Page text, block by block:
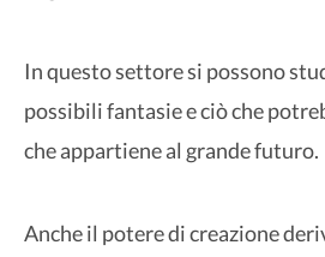
In questo settore si possono
possibili fantasie e ciò che
che appartiene al grande futuro.
Anche il potere di creazione